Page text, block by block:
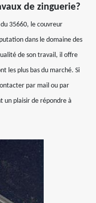
de zinguerie?
35660, le couvreur
dans le domaine des
de son travail, il offre
les plus bas du marché. Si
par mail ou par
un plaisir de répondre à